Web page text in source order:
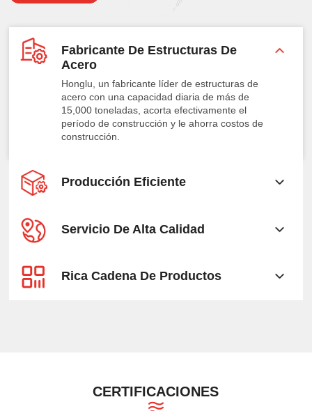
Fabricante De Estructuras De
Acero
Honglu, un fabricante líder de estructuras de
acero con una capacidad diaria de más de
15,000 toneladas, acorta efectivamente el
período de construcción y le ahorra costos de
construcción.
Producción Eficiente
Servicio De Alta Calidad
Rica Cadena De Productos
CERTIFICACIONES